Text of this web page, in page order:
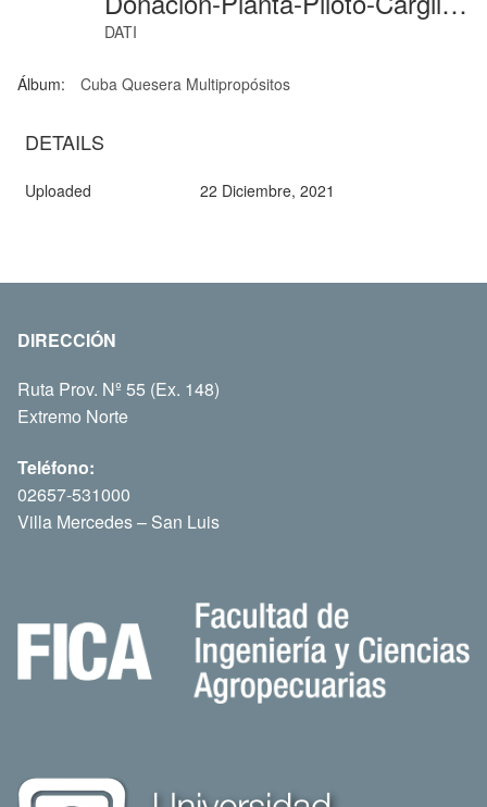
DATI
Álbum: Cuba Quesera Multipropósitos
DETAILS
Uploaded 22 Diciembre, 2021
DIRECCIÓN
Ruta Prov. Nº 55 (Ex. 148)
Extremo Norte
Teléfono:
02657-531000
Villa Mercedes – San Luis